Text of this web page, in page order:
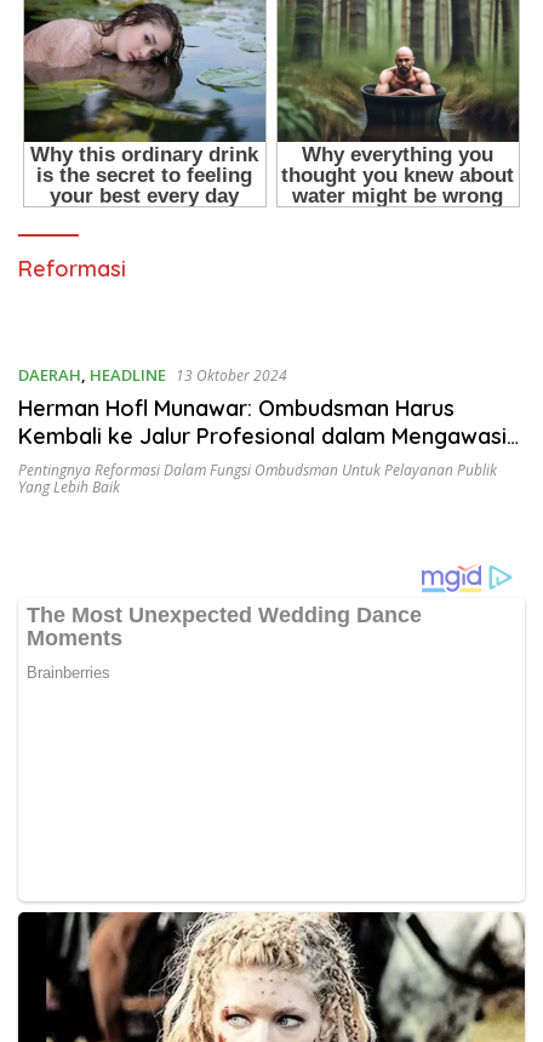
Reformasi
DAERAH, HEADLINE 13 Oktober 2024
Herman Hofl Munawar: Ombudsman Harus
Kembali ke Jalur Profesional dalam Mengawasi
Pelayanan Publik
Pentingnya Reformasi Dalam Fungsi Ombudsman Untuk Pelayanan Publik
Yang Lebih Baik